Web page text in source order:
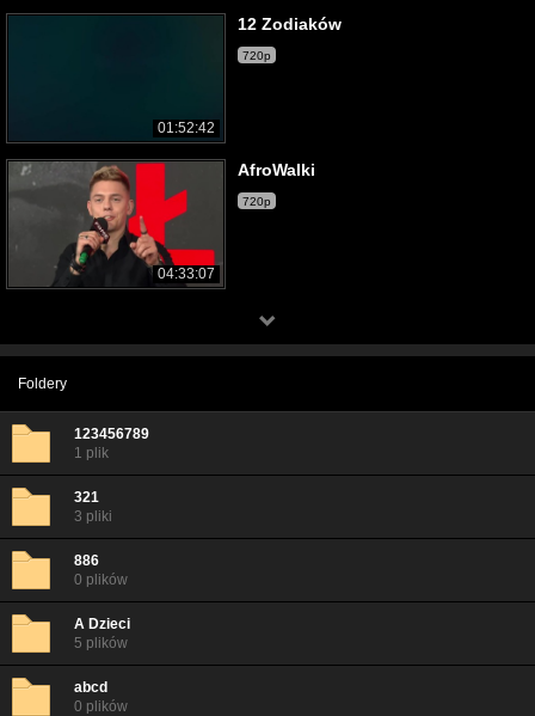
01:52:42
12 Zodiaków
720p
04:33:07
AfroWalki
720p
Foldery
123456789
1 plik
321
3 pliki
886
0 plików
A Dzieci
5 plików
abcd
0 plików